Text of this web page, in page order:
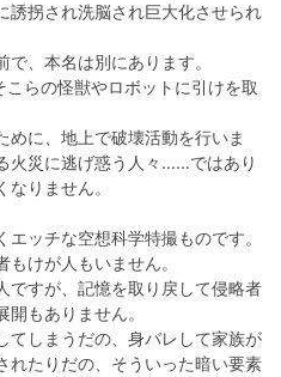
誘拐され洗脳され巨大化させられ
、本名は別にあります。
らの怪獣やロボットに引けを取
めに、地上で破壊活動を行いま
火災に逃げ惑う人々……ではあり
りません。
ッチな空想科学特撮ものです。
けが人もいません。
ですが、記憶を取り戻して侵略者
もありません。
てしまうだの、身バレして家族が
れたりだの、そういった暗い要素